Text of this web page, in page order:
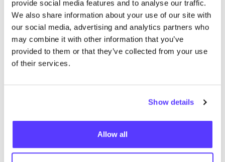
provide social media features and to analyse our traffic.
We also share information about your use of our site with
our social media, advertising and analytics partners who
may combine it with other information that you’ve
provided to them or that they’ve collected from your use
of their services.
Show details
Allow all
Andere Marken
SAMSØE SAMSØE